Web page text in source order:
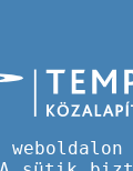
IFJÚSÁG